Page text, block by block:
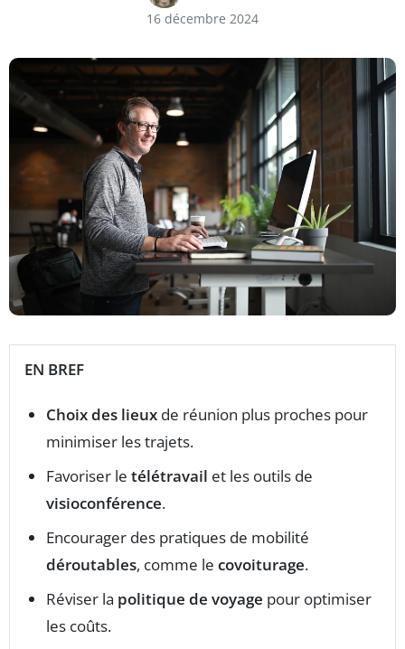
16 décembre 2024
EN BREF
Choix des lieux de réunion plus proches pour
minimiser les trajets.
Favoriser le télétravail et les outils de
visioconférence.
Encourager des pratiques de mobilité
déroutables, comme le covoiturage.
Réviser la politique de voyage pour optimiser
les coûts.